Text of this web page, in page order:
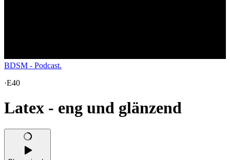
BDSM - Podcast.
·E40
Latex - eng und glänzend